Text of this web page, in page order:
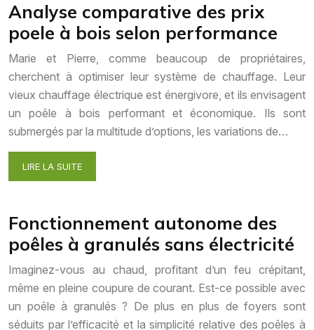
Analyse comparative des prix
poele à bois selon performance
Marie et Pierre, comme beaucoup de propriétaires,
cherchent à optimiser leur système de chauffage. Leur
vieux chauffage électrique est énergivore, et ils envisagent
un poêle à bois performant et économique. Ils sont
submergés par la multitude d’options, les variations de…
LIRE LA SUITE
Fonctionnement autonome des
poêles à granulés sans électricité
Imaginez-vous au chaud, profitant d’un feu crépitant,
même en pleine coupure de courant. Est-ce possible avec
un poêle à granulés ? De plus en plus de foyers sont
séduits par l’efficacité et la simplicité relative des poêles à